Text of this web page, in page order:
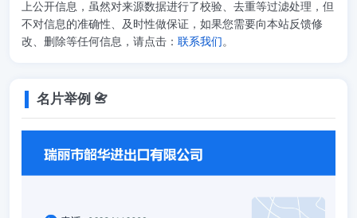
上公开信息，虽然对来源数据进行了校验、去重等过滤处理，但
不对信息的准确性、及时性做保证，如果您需要向本站反馈修
改、删除等任何信息，请点击： 联系我们 。
名片举例 📇